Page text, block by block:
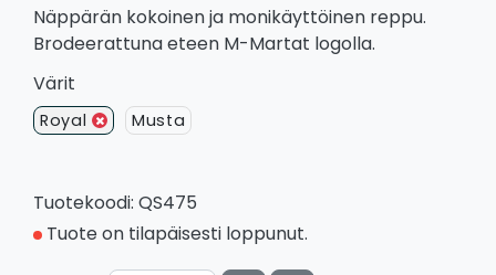
Näppärän kokoinen ja monikäyttöinen reppu.
Brodeerattuna eteen M-Martat logolla.
Värit
Royal Musta
Tuotekoodi: QS475
Tuote on tilapäisesti loppunut.